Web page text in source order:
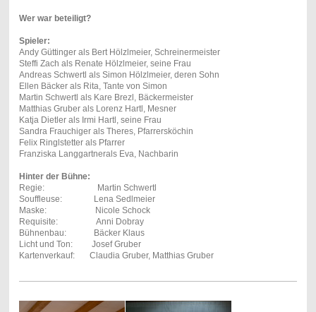
Wer war beteiligt?
Spieler:
Andy Güttinger als Bert Hölzlmeier, Schreinermeister
Steffi Zach als Renate Hölzlmeier, seine Frau
Andreas Schwertl als Simon Hölzlmeier, deren Sohn
Ellen Bäcker als Rita, Tante von Simon
Martin Schwertl als Kare Brezl, Bäckermeister
Matthias Gruber als Lorenz Hartl, Mesner
Katja Dietler als Irmi Hartl, seine Frau
Sandra Frauchiger als Theres, Pfarrersköchin
Felix Ringlstetter als Pfarrer
Franziska Langgartnerals Eva, Nachbarin
Hinter der Bühne:
Regie: Martin Schwertl
Souffleuse: Lena Sedlmeier
Maske: Nicole Schock
Requisite: Anni Dobray
Bühnenbau: Bäcker Klaus
Licht und Ton: Josef Gruber
Kartenverkauf: Claudia Gruber, Matthias Gruber